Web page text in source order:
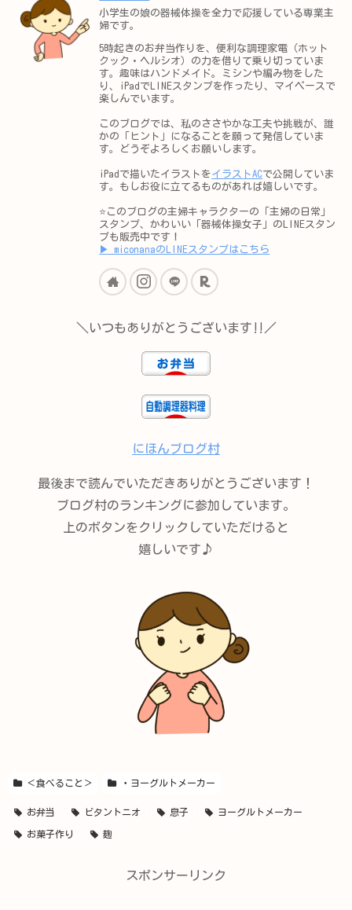
小学生の娘の器械体操を全力で応援している専業主
婦です。
5時起きのお弁当作りを、便利な調理家電（ホット
クック・ヘルシオ）の力を借りて乗り切っていま
す。趣味はハンドメイド。ミシンや編み物をした
り、iPadでLINEスタンプを作ったり、マイペースで
楽しんでいます。
このブログでは、私のささやかな工夫や挑戦が、誰
かの「ヒント」になることを願って発信していま
す。どうぞよろしくお願いします。
iPadで描いたイラストをイラストACで公開していま
す。もしお役に立てるものがあれば嬉しいです。
⭐️このブログの主婦キャラクターの「主婦の日常」
スタンプ、かわいい「器械体操女子」のLINEスタン
プも販売中です！
▶︎ miconanaのLINEスタンプはこちら
＼いつもありがとうございます‼︎／
にほんブログ村
最後まで読んでいただきありがとうございます！
ブログ村のランキングに参加しています。
上のボタンをクリックしていただけると
嬉しいです♪
＜食べること＞ ・ヨーグルトメーカー
お弁当 ビタントニオ 息子 ヨーグルトメーカー
お菓子作り 麹
スポンサーリンク